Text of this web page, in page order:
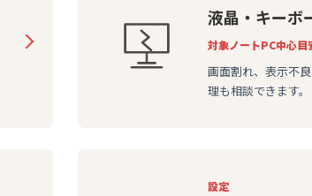
液晶・キーボ
画面割れ、表示不
理も相談できます。
対象ノートPC中心目
設定